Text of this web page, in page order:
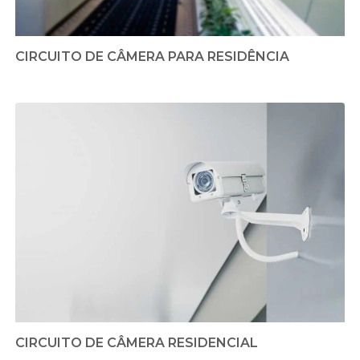
CIRCUITO DE CÂMERA PARA RESIDÊNCIA
CIRCUITO DE CÂMERA RESIDENCIAL